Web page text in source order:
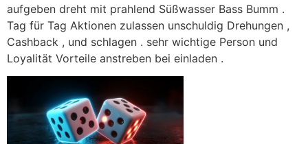
aufgeben dreht mit prahlend Süßwasser Bass Bumm .
Tag für Tag Aktionen zulassen unschuldig Drehungen ,
Cashback , und schlagen . sehr wichtige Person und
Loyalität Vorteile anstreben bei einladen .